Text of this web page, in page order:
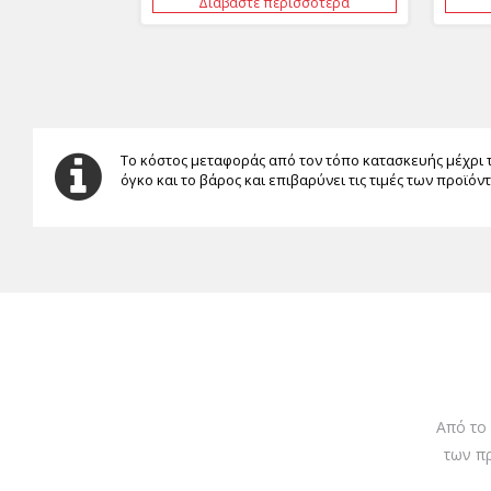
Το κόστος μεταφοράς από τον τόπο κατασκευής
όγκο και το βάρος και επιβαρύνει τις τιμές των
Από το
των